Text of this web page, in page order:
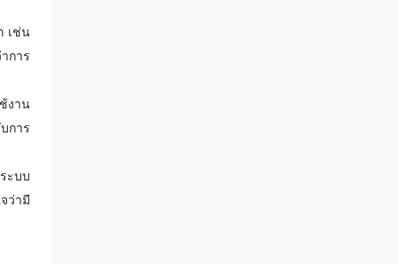
เช่น
การ
งาน
การ
ะบบ
ว่ามี